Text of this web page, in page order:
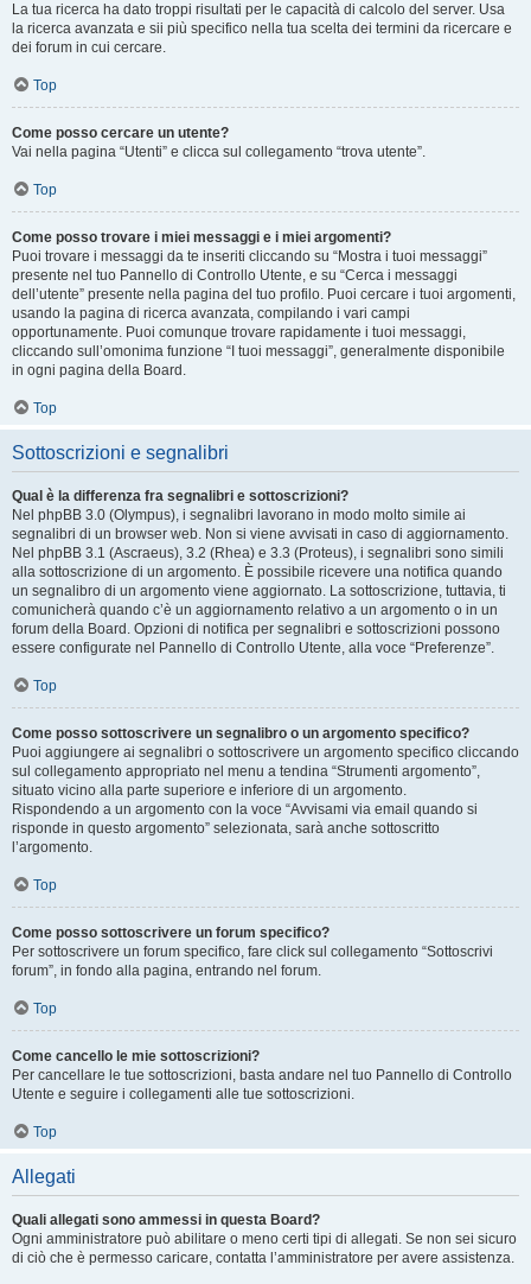
La tua ricerca ha dato troppi risultati per le capacità di calcolo del server. Usa
la ricerca avanzata e sii più specifico nella tua scelta dei termini da ricercare e
dei forum in cui cercare.
Top
Come posso cercare un utente?
Vai nella pagina “Utenti” e clicca sul collegamento “trova utente”.
Top
Come posso trovare i miei messaggi e i miei argomenti?
Puoi trovare i messaggi da te inseriti cliccando su “Mostra i tuoi messaggi”
presente nel tuo Pannello di Controllo Utente, e su “Cerca i messaggi
dell’utente” presente nella pagina del tuo profilo. Puoi cercare i tuoi argomenti,
usando la pagina di ricerca avanzata, compilando i vari campi
opportunamente. Puoi comunque trovare rapidamente i tuoi messaggi,
cliccando sull’omonima funzione “I tuoi messaggi”, generalmente disponibile
in ogni pagina della Board.
Top
Sottoscrizioni e segnalibri
Qual è la differenza fra segnalibri e sottoscrizioni?
Nel phpBB 3.0 (Olympus), i segnalibri lavorano in modo molto simile ai
segnalibri di un browser web. Non si viene avvisati in caso di aggiornamento.
Nel phpBB 3.1 (Ascraeus), 3.2 (Rhea) e 3.3 (Proteus), i segnalibri sono simili
alla sottoscrizione di un argomento. È possibile ricevere una notifica quando
un segnalibro di un argomento viene aggiornato. La sottoscrizione, tuttavia, ti
comunicherà quando c’è un aggiornamento relativo a un argomento o in un
forum della Board. Opzioni di notifica per segnalibri e sottoscrizioni possono
essere configurate nel Pannello di Controllo Utente, alla voce “Preferenze”.
Top
Come posso sottoscrivere un segnalibro o un argomento specifico?
Puoi aggiungere ai segnalibri o sottoscrivere un argomento specifico cliccando
sul collegamento appropriato nel menu a tendina “Strumenti argomento”,
situato vicino alla parte superiore e inferiore di un argomento.
Rispondendo a un argomento con la voce “Avvisami via email quando si
risponde in questo argomento” selezionata, sarà anche sottoscritto
l’argomento.
Top
Come posso sottoscrivere un forum specifico?
Per sottoscrivere un forum specifico, fare click sul collegamento “Sottoscrivi
forum”, in fondo alla pagina, entrando nel forum.
Top
Come cancello le mie sottoscrizioni?
Per cancellare le tue sottoscrizioni, basta andare nel tuo Pannello di Controllo
Utente e seguire i collegamenti alle tue sottoscrizioni.
Top
Allegati
Quali allegati sono ammessi in questa Board?
Ogni amministratore può abilitare o meno certi tipi di allegati. Se non sei sicuro
di ciò che è permesso caricare, contatta l’amministratore per avere assistenza.